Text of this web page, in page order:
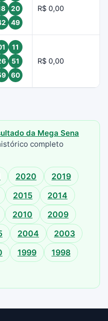
20
49
R$ 0,00
11
51
60
R$ 0,00
da Mega Sena
completo
2020
2019
2015
2014
2010
2009
2004
2003
1999
1998